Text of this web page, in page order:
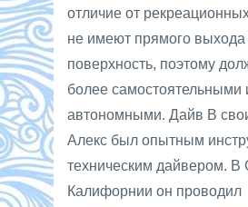
отличие от
не имеют прямого выхода
поверхность, поэтому
более самостоятельными
автономными. Дайв В
Алекс был опытным
техническим дайвером. В
Калифорнии он проводил